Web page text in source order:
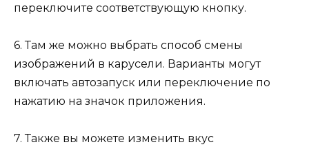
переключите соответствующую кнопку.
6. Там же можно выбрать способ смены
изображений в карусели. Варианты могут
включать автозапуск или переключение по
нажатию на значок приложения.
7. Также вы можете изменить вкус